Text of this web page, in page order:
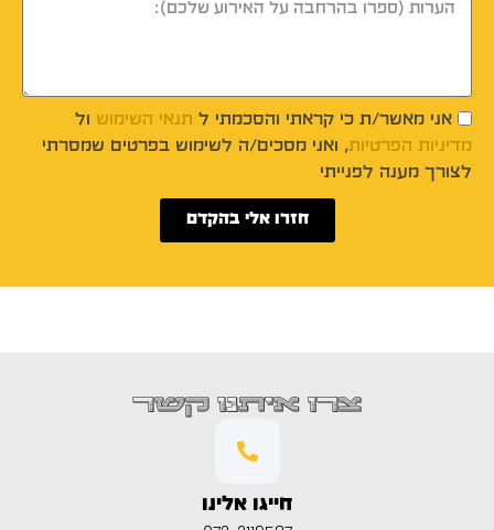
אני מאשר/ת כי קראתי והסכמתי ל תנאי השימוש ול
מדיניות הפרטיות, ואני מסכים/ה לשימוש בפרטים שמסרתי
לצורך מענה לפנייתי
חזרו אלי בהקדם
צרו איתנו קשר
חייגו אלינו